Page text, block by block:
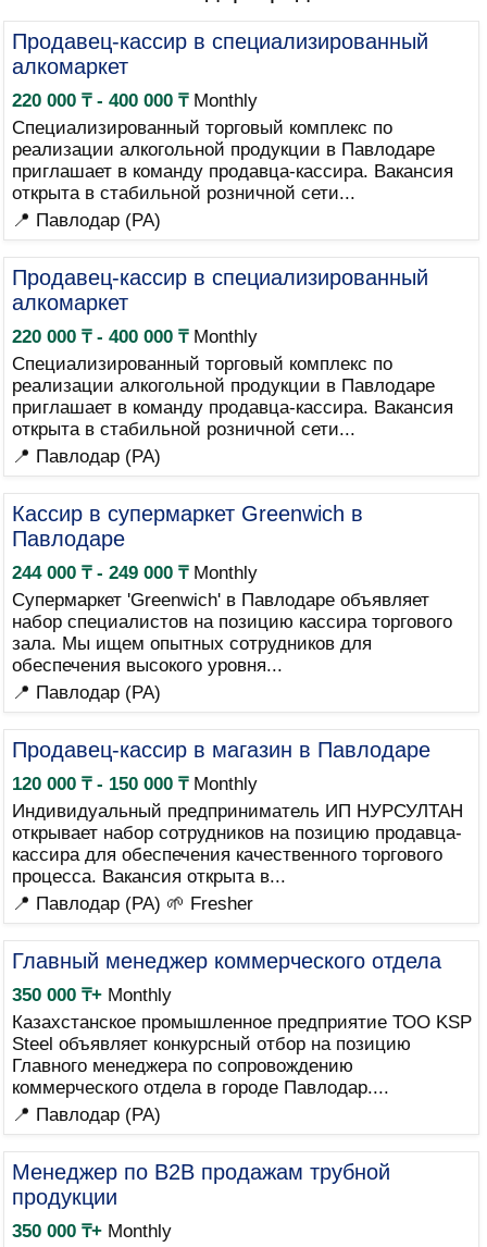
Продавец-кассир в специализированный
алкомаркет
220 000 ₸ - 400 000 ₸Monthly
Специализированный торговый комплекс по
реализации алкогольной продукции в Павлодаре
приглашает в команду продавца-кассира. Вакансия
открыта в стабильной розничной сети...
📍 Павлодар (PA)
Продавец-кассир в специализированный
алкомаркет
220 000 ₸ - 400 000 ₸Monthly
Специализированный торговый комплекс по
реализации алкогольной продукции в Павлодаре
приглашает в команду продавца-кассира. Вакансия
открыта в стабильной розничной сети...
📍 Павлодар (PA)
Кассир в супермаркет Greenwich в
Павлодаре
244 000 ₸ - 249 000 ₸Monthly
Супермаркет 'Greenwich' в Павлодаре объявляет
набор специалистов на позицию кассира торгового
зала. Мы ищем опытных сотрудников для
обеспечения высокого уровня...
📍 Павлодар (PA)
Продавец-кассир в магазин в Павлодаре
120 000 ₸ - 150 000 ₸Monthly
Индивидуальный предприниматель ИП НУРСУЛТАН
открывает набор сотрудников на позицию продавца-
кассира для обеспечения качественного торгового
процесса. Вакансия открыта в...
📍 Павлодар (PA) 🌱 Fresher
Главный менеджер коммерческого отдела
350 000 ₸+Monthly
Казахстанское промышленное предприятие ТОО KSP
Steel объявляет конкурсный отбор на позицию
Главного менеджера по сопровождению
коммерческого отдела в городе Павлодар....
📍 Павлодар (PA)
Менеджер по B2B продажам трубной
продукции
350 000 ₸+Monthly